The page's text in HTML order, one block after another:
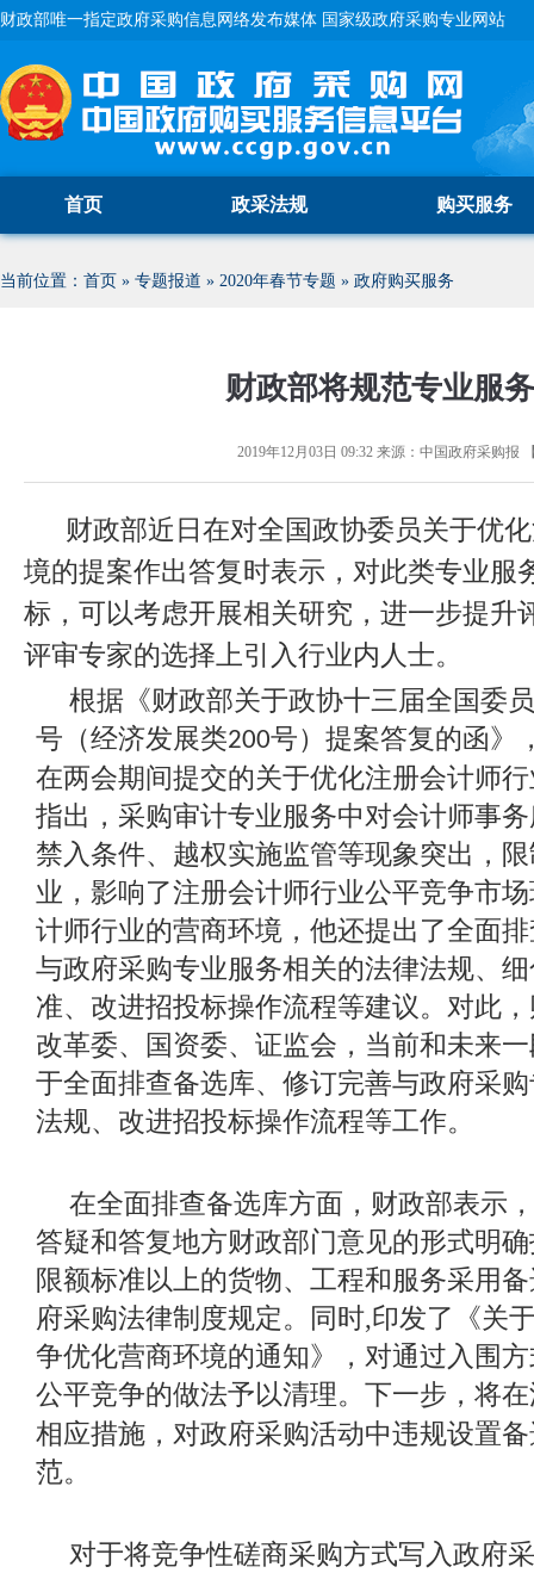
财政部唯一指定政府采购信息网络发布媒体 国家级政府采购专业网站
首页 政采法规 购买服务
当前位置： 首页 » 专题报道 » 2020年春节专题 » 政府购买服务
财政部将规范专业服
2019年12月03日 09:32来源： 中国政府采购报
财政部近日在对全国政协委员关于优
境的提案作出答复时表示，对此类专业服
标，可以考虑开展相关研究，进一步提升
评审专家的选择上引入行业内人士。
根据《财政部关于政协十三届全国委
号（经济发展类200号）提案答复的函》
在两会期间提交的关于优化注册会计师
指出，采购审计专业服务中对会计师事
禁入条件、越权实施监管等现象突出，
业，影响了注册会计师行业公平竞争市
计师行业的营商环境，他还提出了全面
与政府采购专业服务相关的法律法规、
准、改进招投标操作流程等建议。对此
改革委、国资委、证监会，当前和未来
于全面排查备选库、修订完善与政府采
法规、改进招投标操作流程等工作。
在全面排查备选库方面，财政部表示
答疑和答复地方财政部门意见的形式明
限额标准以上的货物、工程和服务采用
府采购法律制度规定。同时,印发了《关
争优化营商环境的通知》，对通过入围
公平竞争的做法予以清理。下一步，将
相应措施，对政府采购活动中违规设置
范。
对于将竞争性磋商采购方式写入政府